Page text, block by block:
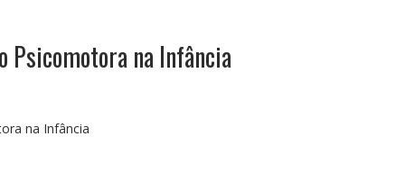
Psicomotora na Infância
na Infância